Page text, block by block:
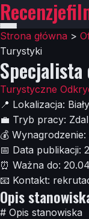
Strona główna >
Turystyki
Turystyczne
📍 Lokalizacja:
💼 Tryb pracy:
💰 Wynagrodzenie:
📅 Data publikacji:
⏰ Ważna do:
📧 Kontakt:
Opis
# Opis stanowiska